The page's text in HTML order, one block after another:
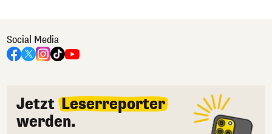
Social Media
Jetzt Leserreporter
werden.